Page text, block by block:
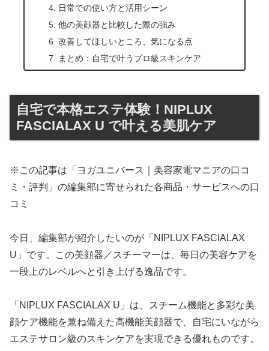
日常での使い方と活用シーン
他の美顔器と比較した際の強み
改善してほしいところ、気になる点
まとめ：自宅で叶うプロ級スキンケア
自宅で本格エステ体験！NIPLUX
FASCIALAX U で叶える美肌ケア
※この記事は「ヨガユニバース｜美容家電マニアの口コ
ミ・評判」の編集部に寄せられた各商品・サービスへの口
コミ
今日、編集部が紹介したいのが「NIPLUX FASCIALAX
U」です。この美顔器／スチーマーは、毎日の美容ケアを
一段上のレベルへと引き上げる逸品です。
「NIPLUX FASCIALAX U」は、スチーム機能と多彩な美
顔ケア機能を兼ね備えた高機能美顔器で、自宅にいながら
エステサロン級のスキンケアを実現できる優れものです。